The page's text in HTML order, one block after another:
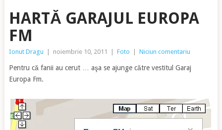
HARTĂ GARAJUL EUROPA
FM
Ionut Dragu noiembrie 10, 2011 Foto Niciun comentariu
Pentru că fanii au cerut … aşa se ajunge către vestitul Garaj
Europa Fm.